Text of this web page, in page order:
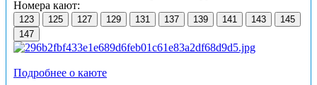
Номера кают:
123 125 127 129 131 137 139 141 143
145
147
Подробнее о каюте